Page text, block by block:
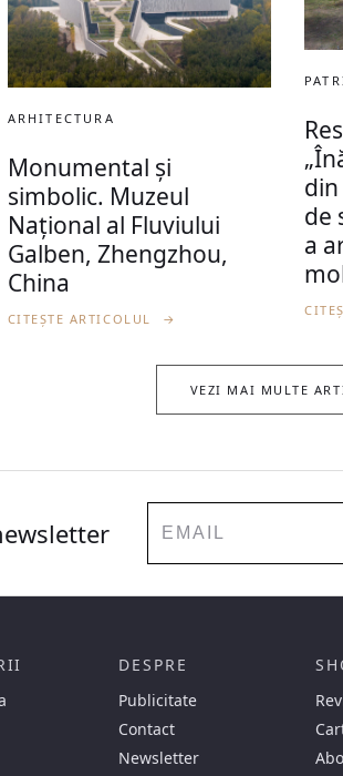
ARHITECTURA
Monumental și
simbolic. Muzeul
Național al Fluviului
Galben, Zhengzhou,
China
CITEȘTE ARTICOLUL →
de
a
VEZI MAI MULTE
DESPRE
Publicitate
Contact
Newsletter